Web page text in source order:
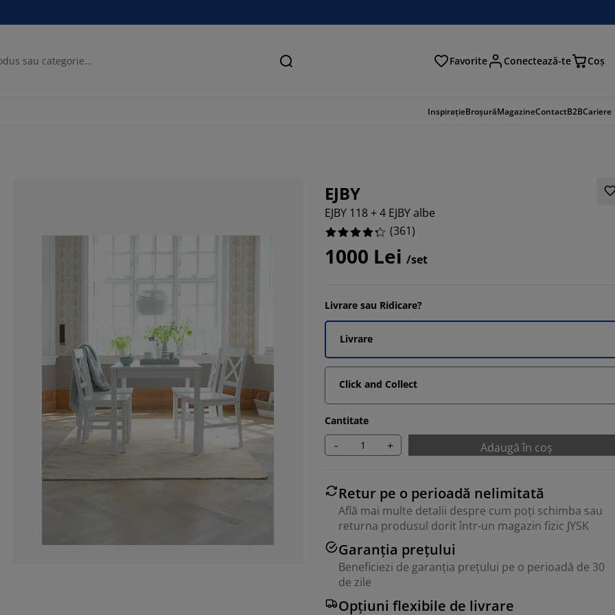
Căutare Favorite Conectează-te Coş
InspirațieBroșurăMagazineContactB2BCariere
EJBY
EJBY 118 + 4 EJBY albe
(361)
1000 Lei /set
Livrare sau Ridicare?
Livrare
Click and Collect
Cantitate
- + Adaugă în coș
Retur pe o perioadă nelimitată
Află mai multe detalii despre cum poți schimba sau
returna produsul dorit într-un magazin fizic JYSK
Garanția prețului
Beneficiezi de garanția prețului pe o perioadă de 30
de zile
Opțiuni flexibile de livrare
70.91412742382272%
12.18836565096953%
3.0470914127423825%
5.263157894736842%
8.587257617728532%